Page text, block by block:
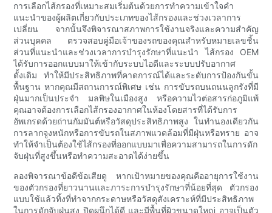
การเลือกไส้กรองที่เหมาะสมเริ่มต้นด้วยการทำความเข้าใจคำ
แนะนำของผู้ผลิตเกี่ยวกับประเภทของไส้กรองและช่วงเวลาการ
เปลี่ยน จากนั้นจึงพิจารณาสภาพการใช้งานจริงและความสำคัญ
ส่วนบุคคล ตรวจสอบคู่มือเจ้าของรถของคุณสำหรับหมายเลขชิ้น
ส่วนที่แนะนำและช่วงเวลาการบำรุงรักษาที่แนะนำ ไส้กรอง OEM
ได้รับการออกแบบมาให้เข้ากับระบบไอดีและระบบปรับอากาศ
ดั้งเดิม ทำให้มีประสิทธิภาพที่คาดการณ์ได้และระดับการป้องกันขั้น
พื้นฐาน หากคุณมีสถานการณ์พิเศษ เช่น การขับรถบนถนนลูกรังที่มี
ฝุ่นมากเป็นประจำ มลพิษในเมืองสูง หรือความไวต่อสารก่อภูมิแพ้
คุณอาจต้องการเลือกไส้กรองอากาศในห้องโดยสารที่ได้รับการ
อัพเกรดด้วยถ่านกัมมันต์หรือวัสดุประสิทธิภาพสูง ในทำนองเดียวกัน
การลากจูงหนักหรือการขับรถในสภาพแวดล้อมที่มีฝุ่นหรือทราย อาจ
ทำให้จำเป็นต้องใช้ไส้กรองที่ออกแบบมาเพื่อความสามารถในการดัก
จับฝุ่นที่สูงขึ้นหรือทำความสะอาดได้ง่ายขึ้น
ลองพิจารณาข้อดีข้อเสียดู หากเป้าหมายของคุณคืออายุการใช้งาน
ของตัวกรองที่ยาวนานและภาระการบำรุงรักษาที่น้อยที่สุด ตัวกรอง
แบบใช้แล้วทิ้งที่ทำจากกระดาษหรือวัสดุสังเคราะห์ที่มีประสิทธิภาพ
ในการดักจับฝุ่นสูง ปิดผนึกได้ดี และมีพื้นที่ผิวขนาดใหญ่ อาจเป็นตัว